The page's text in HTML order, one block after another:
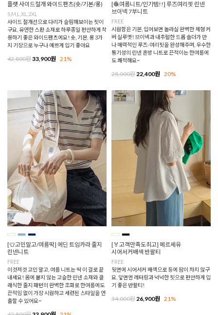
플랫 사이드절개 와이드팬츠(숏/기본/롱)
S,M,L,XL,2XL
사이드 절개선으로 다리가 슬림해보이는 핏이
구요, 유연한 스판 소재로 하루종일 편안하게 착
용하기 좋은 와이드팬츠에요! 숏, 기본, 롱 3가
지 기장으로 누구나 예쁘게 입기 좋아요
42,800원33,900원 21%
[🧶여름니트/인기템!!] 루즈여리핏 린넨
브이넥 7부니트
FREE
시원함은 기본, 입어보면 놀라실 완벽한 체형 커
버 실루엣! 브이넥과 내추럴한 드롭 숄더가 만
나 매력적인 루즈-여리핏을 완성해주며, 우수한
통기성의 린넨 혼방 니트로 끈적이는 한여름에
도 쾌적해요~
28,000원22,400원 20%
[👕고민말고/여름딱] 에딘 트임카라 줄지
린넨니트
FREE
이것저것 고민 말고, 여름 니트는 딱 이 걸로 끝
내세요! 몸에 붙지 않는 고슬한 린넨 소재와 클
래식한 줄지 패턴의 완벽한 조화로 한여름에도
끈적임 없이 가장 시원하고 세련된 스타일을 연
출할 수 있어요~
[🏅고객만족도최고] 메르세유
시어서커배색 반팔티
FREE
뒷면에 시어서커 배색으로 등에 땀이 차지 않구
요, 앞면엔 레터링과 넉넉한 핏으로 편안하게 입
기 좋은 반팔티!
34,000원26,900원 21%